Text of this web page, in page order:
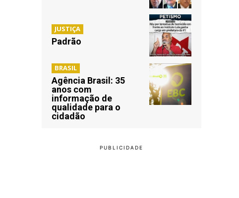
JUSTIÇA
Padrão
BRASIL
Agência Brasil: 35
anos com
informação de
qualidade para o
cidadão